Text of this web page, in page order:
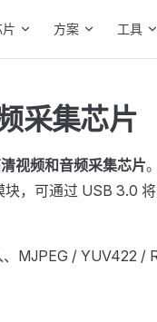
片 方案 工具
采集芯片
视频和音频采集芯片
，可通过 USB 3.0
MJPEG / YUV422 /